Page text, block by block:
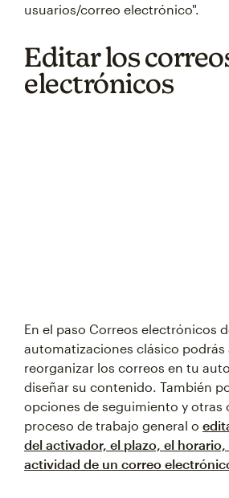
usuarios/correo electrónico".
Editar los
electrónicos
Something went
En el paso Correos electrónicos
automatizaciones clásico podrás
reorganizar los correos en tu
diseñar su contenido. También
opciones de seguimiento y otras
proceso de trabajo general o
del activador, el plazo, el
actividad de un correo